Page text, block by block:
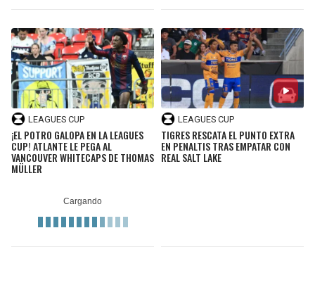
LEAGUES CUP
¡EL POTRO GALOPA EN LA LEAGUES
CUP! ATLANTE LE PEGA AL
VANCOUVER WHITECAPS DE THOMAS
MÜLLER
LEAGUES CUP
TIGRES RESCATA EL PUNTO EXTRA
EN PENALTIS TRAS EMPATAR CON
REAL SALT LAKE